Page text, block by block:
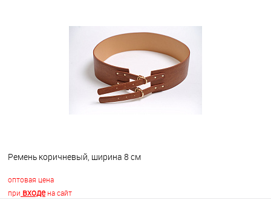
В наличии
Ремень коричневый, ширина 8 см
оптовая цена
при входена сайт